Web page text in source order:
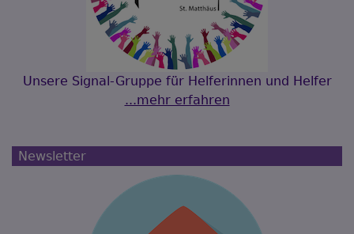
Unsere Signal-Gruppe für Helferinnen und Helfer
...mehr erfahren
Newsletter